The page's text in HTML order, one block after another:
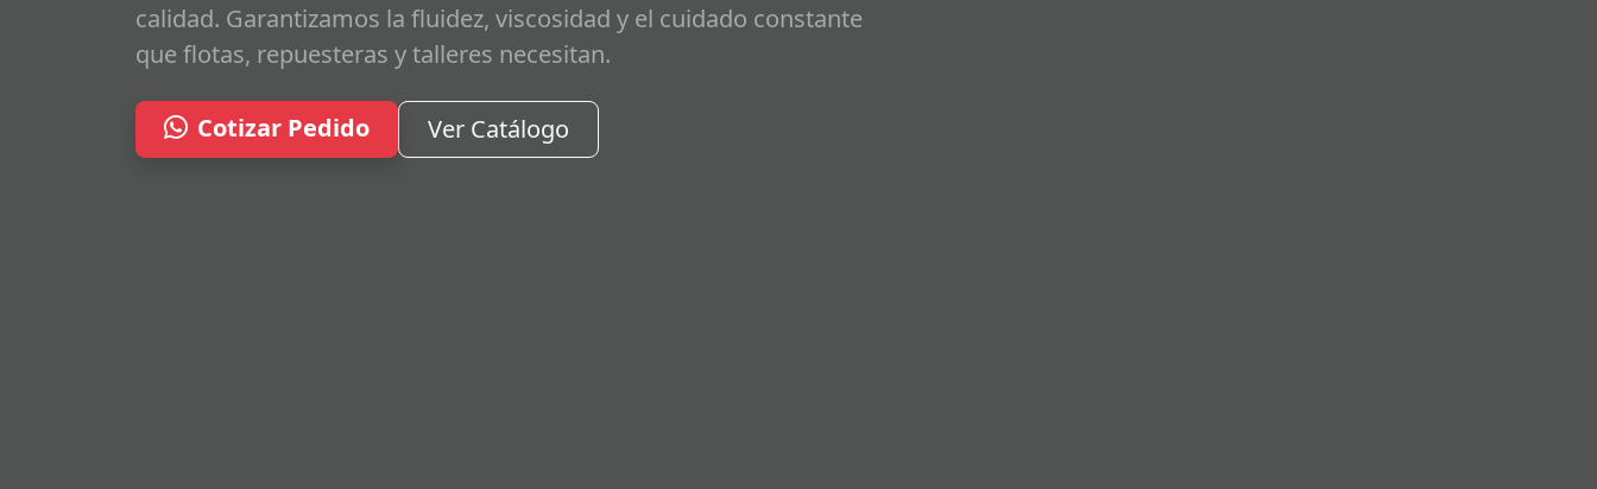
calidad. Garantizamos la fluidez, viscosidad y el cuidado constante
que flotas, repuesteras y talleres necesitan.
Cotizar Pedido Ver Catálogo